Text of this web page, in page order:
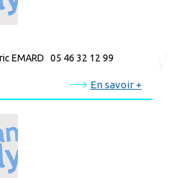
EMARD 05 46 32 12 99
En savoir +